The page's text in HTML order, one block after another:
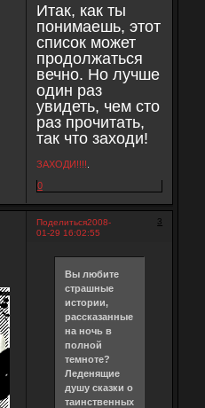
Итак, как ты
понимаешь, этот
список может
продолжаться
вечно. Но лучше
один раз
увидеть, чем сто
раз прочитать,
так что заходи!
ЗАХОДИ!!!!
0
Поделиться 3
2008-
01-29 16:02:55
Вы любите
страшные
истории,
рассказанные
на ночь в
полной
темноте?
Леденящие
душу сказки о
таинственных